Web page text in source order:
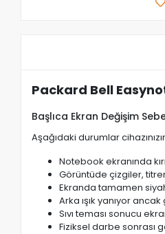
Packard Bell
Başlıca Ekran Değişim
Aşağıdaki durumlar
Notebook ekranında
Görüntüde çizgiler,
Ekranda tamamen
Arka ışık yanıyor
Sıvı teması sonucu
Fiziksel darbe sonrası